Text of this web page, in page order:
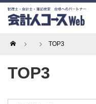
Home TOP3
TOP3